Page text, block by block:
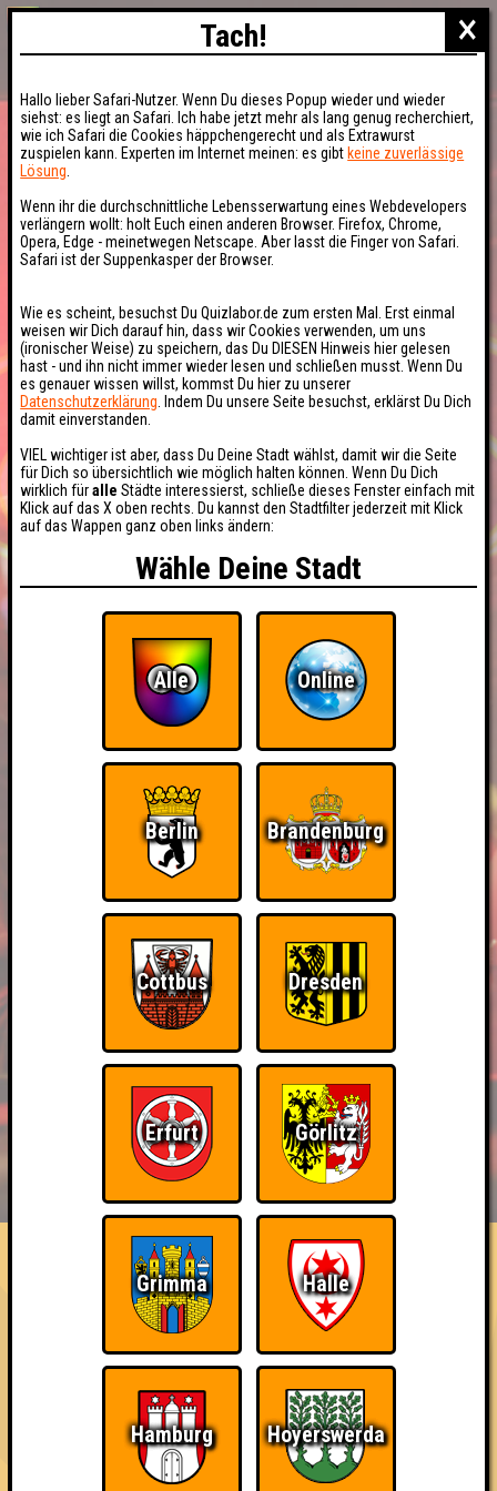
HIGHSCORE RESERVIERUNG
FAQ ÜBER UNS
Wiederzehn macht Freude
Nehmt an zehn Quizlaboren teil
~ Noch nicht erreicht ~
×
Tach!
Hallo lieber Safari-Nutzer. Wenn Du dieses Popup wieder und wieder
siehst: es liegt an Safari. Ich habe jetzt mehr als lang genug recherchiert,
wie ich Safari die Cookies häppchengerecht und als Extrawurst
zuspielen kann. Experten im Internet meinen: es gibt keine zuverlässige
Lösung
Wenn ihr die durchschnittliche Lebensserwartung eines Webdevelopers
verlängern wollt: holt Euch einen anderen Browser. Firefox, Chrome,
Opera, Edge - meinetwegen Netscape. Aber lasst die Finger von Safari.
Safari ist der Suppenkasper der Browser.
Wie es scheint, besuchst Du Quizlabor.de zum ersten Mal. Erst einmal
weisen wir Dich darauf hin, dass wir Cookies verwenden, um uns
(ironischer Weise) zu speichern, das Du DIESEN Hinweis hier gelesen
hast - und ihn nicht immer wieder lesen und schließen musst. Wenn Du
es genauer wissen willst, kommst Du hier zu unserer
Datenschutzerklärung . Indem Du unsere Seite besuchst, erklärst Du Dich
damit einverstanden.
VIEL wichtiger ist aber, dass Du Deine Stadt wählst, damit wir die Seite
für Dich so übersichtlich wie möglich halten können. Wenn Du Dich
wirklich füralle Städte interessierst, schließe dieses Fenster einfach mit
Klick auf das X oben rechts. Du kannst den Stadtfilter jederzeit mit Klick
auf das Wappen ganz oben links ändern:
Wähle Deine Stadt
Alle Online
Berlin Brandenburg
Cottbus Dresden
Erfurt Görlitz
Grimma Halle
Hamburg Hoyerswerda